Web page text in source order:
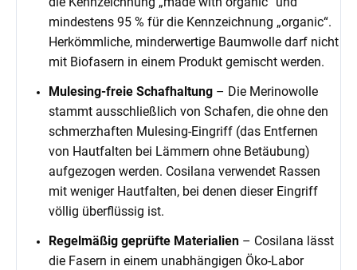
mindestens 95 % für die Kennzeichnung „organic“.
Herkömmliche, minderwertige Baumwolle darf nicht
mit Biofasern in einem Produkt gemischt werden.
Mulesing-freie Schafhaltung – Die Merinowolle
stammt ausschließlich von Schafen, die ohne den
schmerzhaften Mulesing-Eingriff (das Entfernen
von Hautfalten bei Lämmern ohne Betäubung)
aufgezogen werden. Cosilana verwendet Rassen
mit weniger Hautfalten, bei denen dieser Eingriff
völlig überflüssig ist.
Regelmäßig geprüfte Materialien – Cosilana lässt
die Fasern in einem unabhängigen Öko-Labor